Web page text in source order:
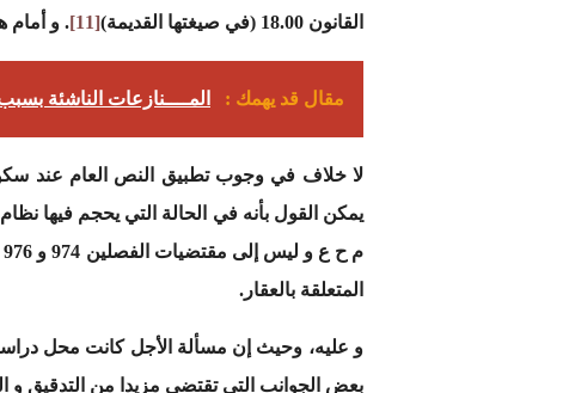
القانون 18.00 (في صيغتها القديمة)
[11] . و أمام
مقال قد يهمك : المــــنازعات الناشئة
لا خلاف في وجوب تطبيق النص العام عند
المتعلقة بالعقار.
و عليه، وحيث إن مسألة الأجل كانت محل
بعض الجوانب التي تقتضي مزيدا من التدقيق و